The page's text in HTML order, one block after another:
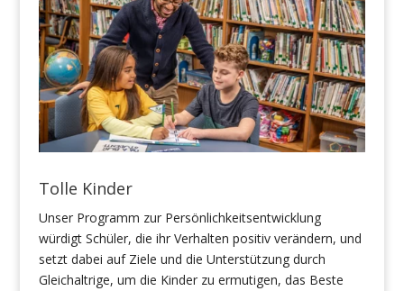
Tolle Kinder
Unser Programm zur Persönlichkeitsentwicklung
würdigt Schüler, die ihr Verhalten positiv verändern, und
setzt dabei auf Ziele und die Unterstützung durch
Gleichaltrige, um die Kinder zu ermutigen, das Beste